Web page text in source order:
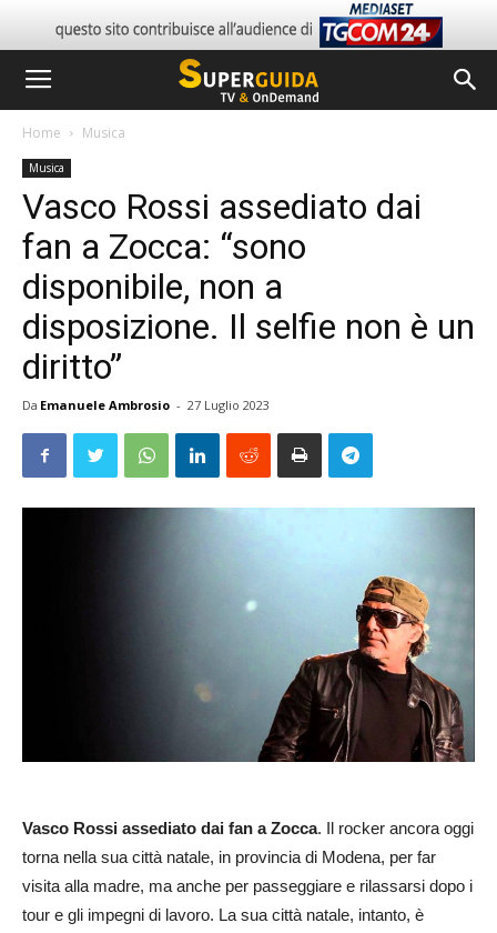
Home Musica
Musica
Vasco Rossi assediato dai
fan a Zocca: “sono
disponibile, non a
disposizione. Il selfie non è un
diritto”
Da Emanuele Ambrosio - 27 Luglio 2023
Vasco Rossi assediato dai fan a Zocca. Il rocker ancora oggi
torna nella sua città natale, in provincia di Modena, per far
visita alla madre, ma anche per passeggiare e rilassarsi dopo i
tour e gli impegni di lavoro. La sua città natale, intanto, è